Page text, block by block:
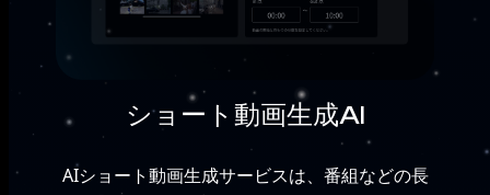
ショート動画生成AI
AIショート動画生成サービスは、番組などの長